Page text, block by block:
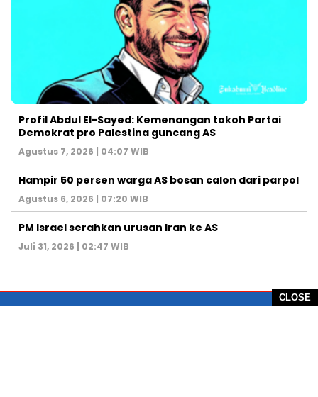
CLOSE
Profil Abdul El-Sayed: Kemenangan tokoh Partai
Demokrat pro Palestina guncang AS
Agustus 7, 2026 | 04:07 WIB
Hampir 50 persen warga AS bosan calon dari parpol
Agustus 6, 2026 | 07:20 WIB
PM Israel serahkan urusan Iran ke AS
Juli 31, 2026 | 02:47 WIB